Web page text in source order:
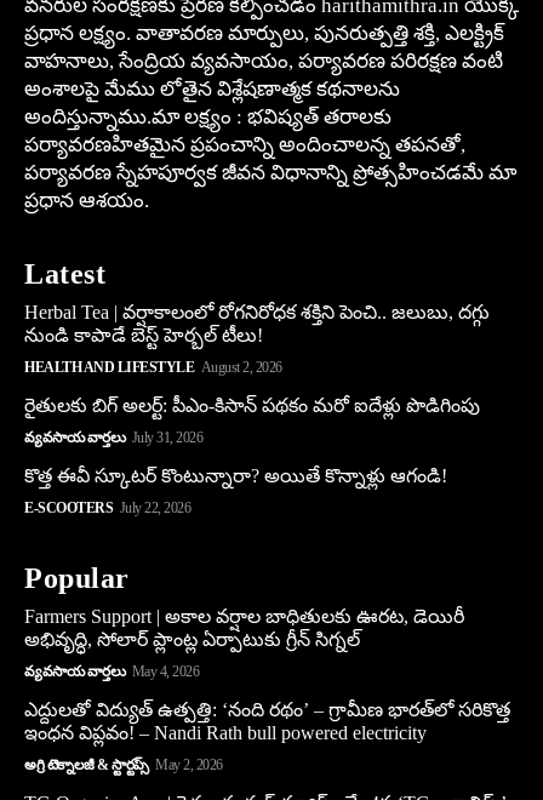
వనరుల సంరక్షణకు ప్రేరణ కల్పించడం harithamithra.in యొక్క
ప్రధాన లక్ష్యం. వాతావరణ మార్పులు, పునరుత్పత్తి శక్తి, ఎలక్ట్రిక్
వాహనాలు, సేంద్రియ వ్యవసాయం, పర్యావరణ పరిరక్షణ వంటి
అంశాలపై మేము లోతైన విశ్లేషణాత్మక కథనాలను
అందిస్తున్నాము.మా లక్ష్యం : భవిష్యత్ తరాలకు
పర్యావరణహితమైన ప్రపంచాన్ని అందించాలన్న తపనతో,
పర్యావరణ స్నేహపూర్వక జీవన విధానాన్ని ప్రోత్సహించడమే మా
ప్రధాన ఆశయం.
Latest
Herbal Tea | వర్షాకాలంలో రోగనిరోధక శక్తిని పెంచి.. జలుబు, దగ్గు
నుండి కాపాడే బెస్ట్ హెర్బల్ టీలు!
HEALTH AND LIFESTYLE August 2, 2026
రైతులకు బిగ్ అలర్ట్: పీఎం-కిసాన్ పథకం మరో ఐదేళ్లు పొడిగింపు
వ్యవసాయ వార్తలు July 31, 2026
కొత్త ఈవీ స్కూట‌ర్ కొంటున్నారా? అయితే కొన్నాళ్లు ఆగండి!
E-SCOOTERS July 22, 2026
Popular
Farmers Support | అకాల వర్షాల బాధితులకు ఊరట, డెయిరీ
అభివృద్ధి, సోలార్ ప్లాంట్ల ఏర్పాటుకు గ్రీన్‌ సిగ్నల్
వ్యవసాయ వార్తలు May 4, 2026
ఎద్దులతో విద్యుత్ ఉత్పత్తి: ‘నంది రథం’ – గ్రామీణ భారత్‌లో సరికొత్త
ఇంధన విప్లవం! – Nandi Rath bull powered electricity
అగ్రి టెక్నాలజీ & స్టార్టప్స్ May 2, 2026